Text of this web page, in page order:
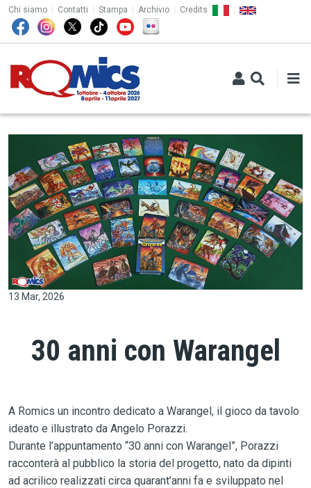
Salta al contenuto principale
TOP MENU
Chi siamo Contatti Stampa Archivio Credits
13 Mar, 2026
30 anni con Warangel
A Romics un incontro dedicato a Warangel, il gioco da tavolo
ideato e illustrato da Angelo Porazzi.
Durante l’appuntamento “30 anni con Warangel”, Porazzi
racconterà al pubblico la storia del progetto, nato da dipinti
ad acrilico realizzati circa quarant’anni fa e sviluppato nel